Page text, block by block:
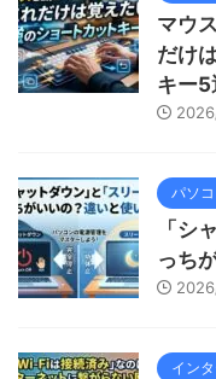
マウ
だけ
キー5
パソ
「シ
っち
イン